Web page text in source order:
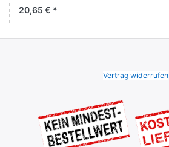
20,65 € *
Vertrag widerrufen